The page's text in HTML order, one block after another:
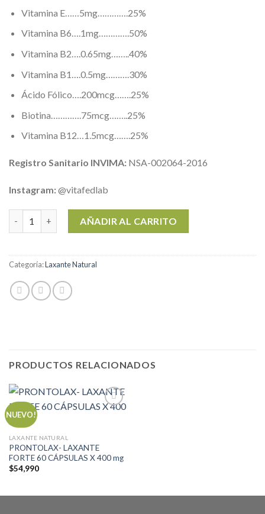
Vitamina E……5mg………….25%
Vitamina B6….1mg………….50%
Vitamina B2….0.65mg……..40%
Vitamina B1….0.5mg……….30%
Ácido Fólico….200mcg…….25%
Biotina………….75mcg……..25%
Vitamina B12…1.5mcg…….25%
Registro Sanitario INVIMA: NSA-002064-2016
Instagram:@vitafedlab
PIPAHAYA - Skin & Hair Care + 10 VITAMINAS - 60 Tabletas x
AÑADIR AL CARRITO
Categoría:Laxante Natural
PRODUCTOS RELACIONADOS
NUEVO!
lista de
deseos
LAXANTE NATURAL
PRONTOLAX- LAXANTE
FORTE 60 CÁPSULAS X 400 mg
$54,990